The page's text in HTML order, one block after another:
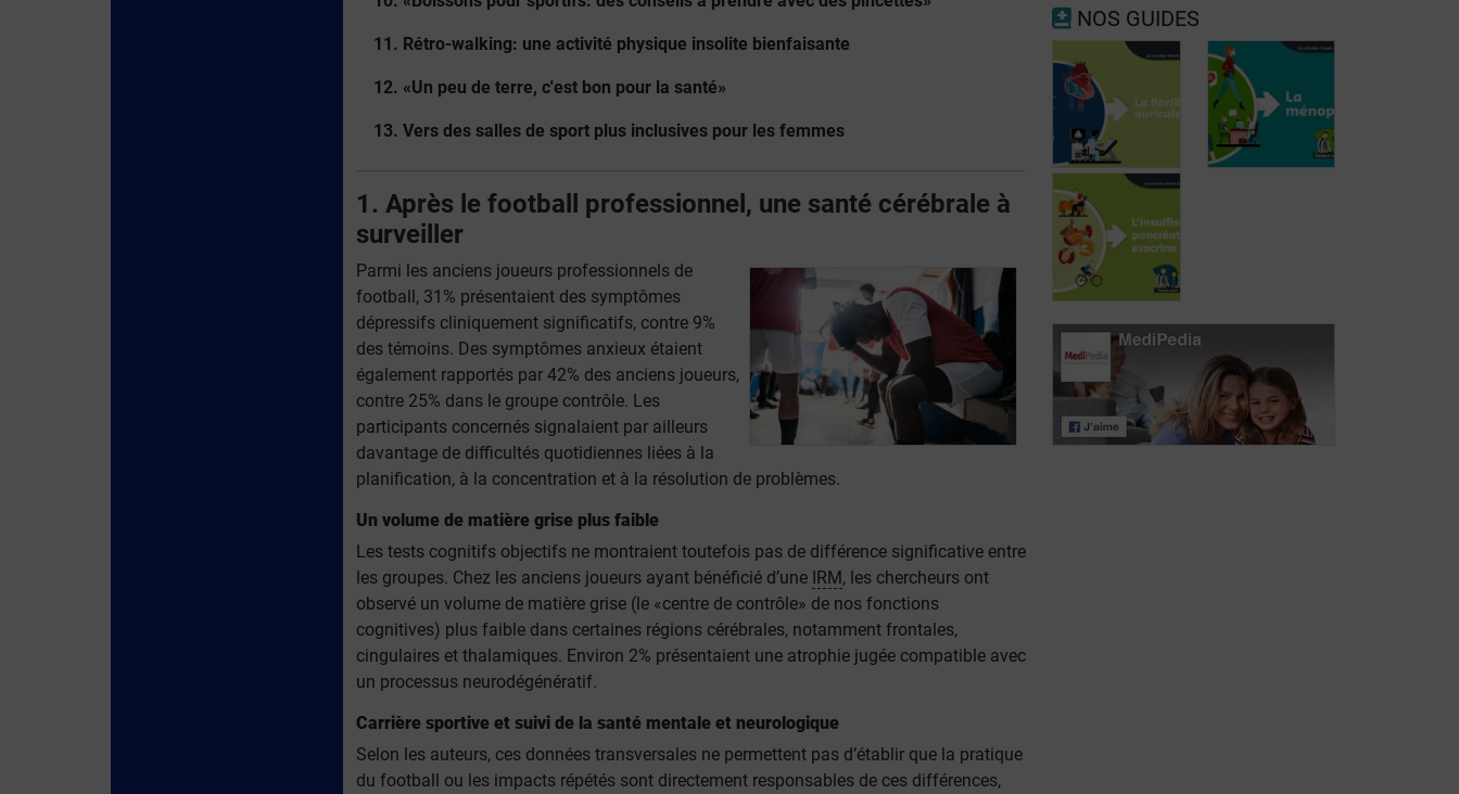
11. Rétro-walking: une activité physique insolite bienfaisante
12. «Un peu de terre, c'est bon pour la santé»
13. Vers des salles de sport plus inclusives pour les femmes
1. Après le football professionnel, une santé cérébrale à
surveiller
Parmi les anciens joueurs professionnels de
football, 31% présentaient des symptômes
dépressifs cliniquement significatifs, contre 9%
des témoins. Des symptômes anxieux étaient
également rapportés par 42% des anciens joueurs,
contre 25% dans le groupe contrôle. Les
participants concernés signalaient par ailleurs
davantage de difficultés quotidiennes liées à la
planification, à la concentration et à la résolution de problèmes.
Un volume de matière grise plus faible
Les tests cognitifs objectifs ne montraient toutefois pas de différence significative entre
les groupes. Chez les anciens joueurs ayant bénéficié d’une IRM, les chercheurs ont
observé un volume de matière grise (le «centre de contrôle» de nos fonctions
cognitives) plus faible dans certaines régions cérébrales, notamment frontales,
cingulaires et thalamiques. Environ 2% présentaient une atrophie jugée compatible avec
un processus neurodégénératif.
Carrière sportive et suivi de la santé mentale et neurologique
Selon les auteurs, ces données transversales ne permettent pas d’établir que la pratique
du football ou les impacts répétés sont directement responsables de ces différences,
NOS GUIDES
Fibrillation
auriculaire
Insuffisance
pancréatique
exocrine